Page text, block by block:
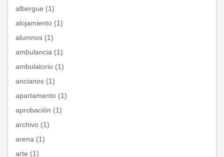
albergue (1)
alojamiento (1)
alumnos (1)
ambulancia (1)
ambulatorio (1)
ancianos (1)
apartamento (1)
aprobación (1)
archivo (1)
arena (1)
arte (1)